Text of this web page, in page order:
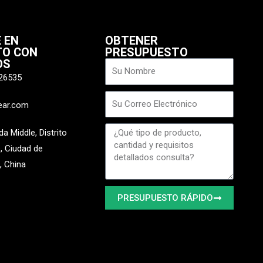
EN
CON
Middle, Distrito
Ciudad de
China
OBTENER
PRESUPUESTO
Nombre
Mensaje
PRESUPUESTO RÁPIDO